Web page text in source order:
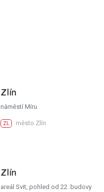
Zlín
náměstí Míru
ZL město Zlín
Zlín
areál Svit, pohled od 22. budovy